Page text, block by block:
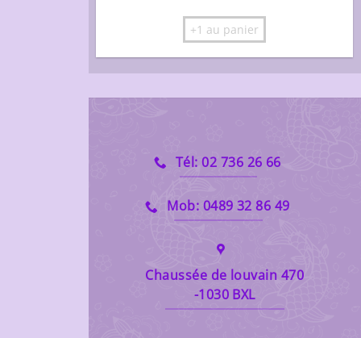
+1 au panier
Tél: 02 736 26 66
Mob: 0489 32 86 49
Chaussée de louvain 470
-1030 BXL